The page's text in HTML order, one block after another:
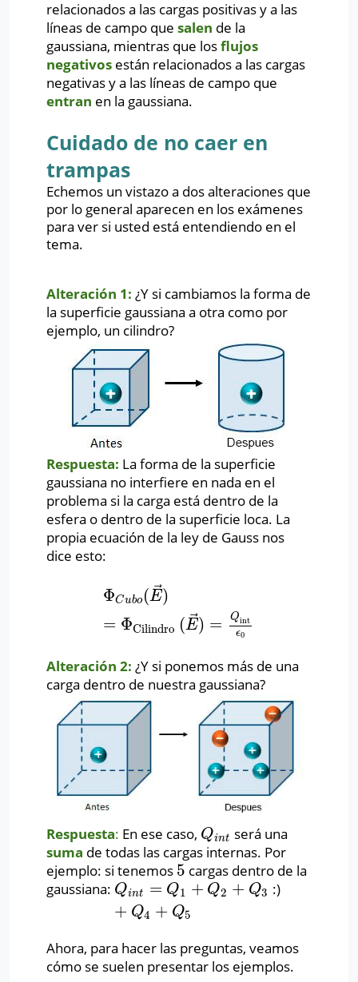
relacionados a las cargas positivas y a las
líneas de campo que salen de la
gaussiana, mientras que losflujos
negativos están relacionados a las cargas
negativas y a las líneas de campo que
entran en la gaussiana.
Cuidado de no caer en
trampas
Echemos un vistazo a dos alteraciones que
por lo general aparecen en los exámenes
para ver si usted está entendiendo en el
tema.
Alteración 1: ¿Y si cambiamos la forma de
la superficie gaussiana a otra como por
ejemplo, un cilindro?
Respuesta: La forma de la superficie
gaussiana no interfiere en nada en el
problema si la carga está dentro de la
esfera o dentro de la superficie loca. La
propia ecuación de la ley de Gauss nos
dice esto:
ΦCubo (E⃗
)
= ΦCilindro (E⃗
) = Qint
ϵ0
ΦCubo(E→
Alteración 2: ¿Y si ponemos más de una
carga dentro de nuestra gaussiana?
Respuesta: En ese caso, Qint
Qint será una
suma de todas las cargas internas. Por
ejemplo: si tenemos 5
5 cargas dentro de la
gaussiana: Qint = Q1 + Q2 + Q3
+ Q4 + Q5
Qint= Q1 +Q 2+Q3+ Q4 +Q5 :)
Ahora, para hacer las preguntas, veamos
cómo se suelen presentar los ejemplos.